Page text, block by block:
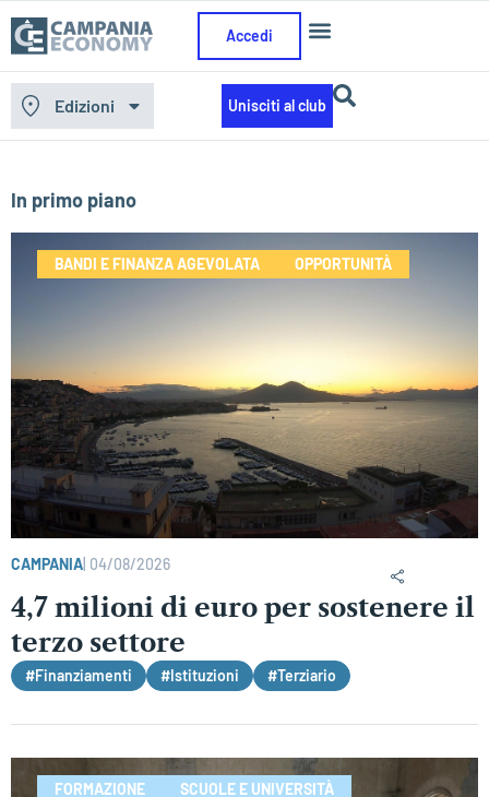
Accedi
Edizioni Unisciti al club
In primo piano
BANDI E FINANZA AGEVOLATA OPPORTUNITÀ
CAMPANIA 04/08/2026
4,7 milioni di euro per sostenere il
terzo settore
#Finanziamenti #Istituzioni #Terziario
FORMAZIONE SCUOLE E UNIVERSITÀ